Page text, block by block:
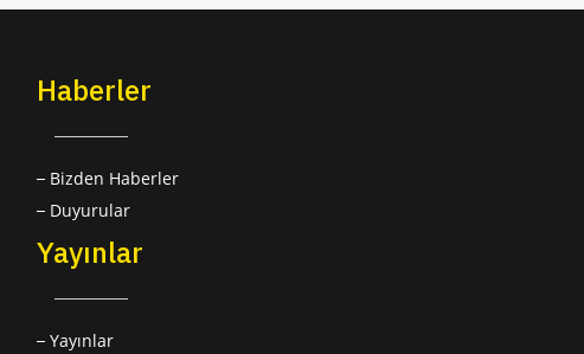
Haberler
Bizden Haberler
Duyurular
Yayınlar
Yayınlar